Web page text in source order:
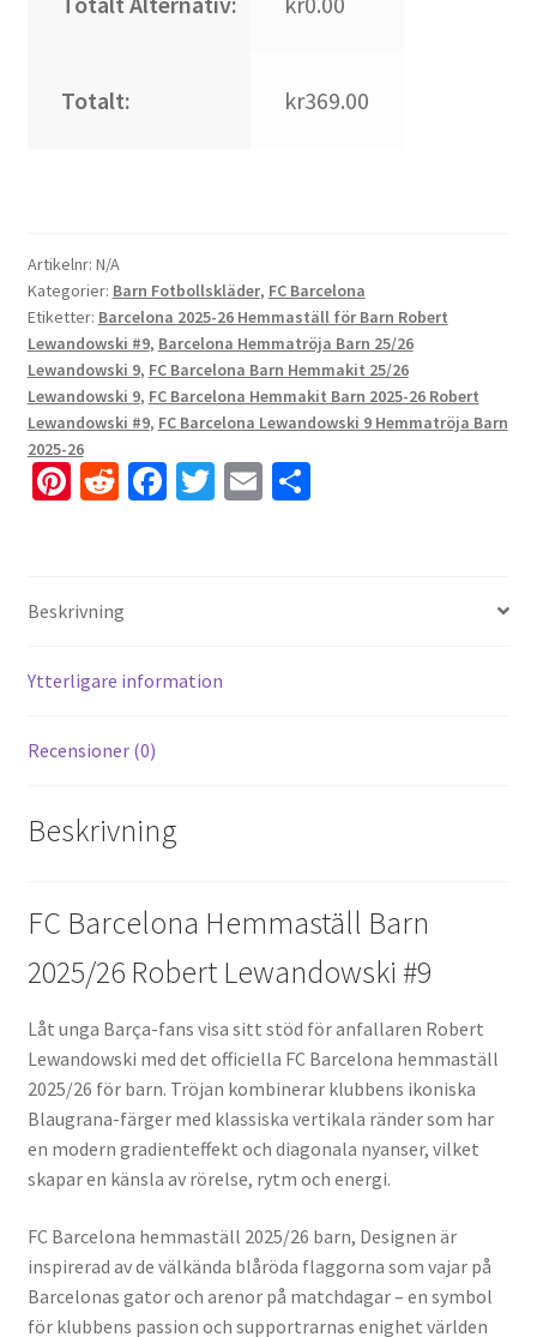
Totalt: kr369.00
Artikelnr: N/A
Kategorier: Barn Fotbollskläder, FC Barcelona
Etiketter: Barcelona 2025-26 Hemmaställ för Barn Robert
Lewandowski #9, Barcelona Hemmatröja Barn 25/26
Lewandowski 9, FC Barcelona Barn Hemmakit 25/26
Lewandowski 9, FC Barcelona Hemmakit Barn 2025-26 Robert
Lewandowski #9, FC Barcelona Lewandowski 9 Hemmatröja Barn
2025-26
Pi
es
t
R
di
t
Fa
k
T E D
Beskrivning
Ytterligare information
Recensioner (0)
Beskrivning
FC Barcelona Hemmaställ Barn
2025/26 Robert Lewandowski #9
Låt unga Barça-fans visa sitt stöd för anfallaren Robert
Lewandowski med det officiella FC Barcelona hemmaställ
2025/26 för barn. Tröjan kombinerar klubbens ikoniska
Blaugrana-färger med klassiska vertikala ränder som har
en modern gradienteffekt och diagonala nyanser, vilket
skapar en känsla av rörelse, rytm och energi.
FC Barcelona hemmaställ 2025/26 barn, Designen är
inspirerad av de välkända blåröda flaggorna som vajar på
Barcelonas gator och arenor på matchdagar – en symbol
för klubbens passion och supportrarnas enighet världen